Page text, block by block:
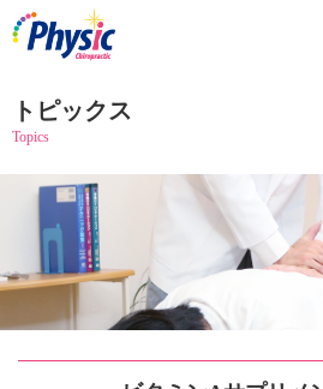
トピックス
Topics